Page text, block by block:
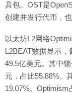
具包。OST是
创建并发行代币，
以太坊L2网络
L2BEAT数据显示
49.5亿美元。其中
元，占比55.88%。
19.07%。Optimism